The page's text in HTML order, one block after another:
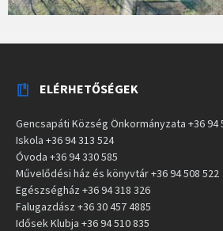
ELÉRHETŐSÉGEK
Gencsapáti Község Önkormányzata +36 94
Iskola +36 94 313 524
Óvoda +36 94 330 585
Művelődési ház és könyvtár +36 94 508 522
Egészségház +36 94 318 326
Falugazdász +36 30 457 4885
Idősek Klubja +36 94 510 835